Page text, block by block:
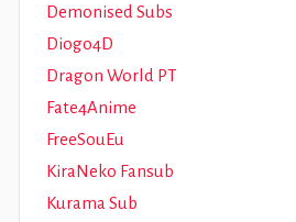
Demonised Subs
Diogo4D
Dragon World PT
Fate4Anime
FreeSouEu
KiraNeko Fansub
Kurama Sub